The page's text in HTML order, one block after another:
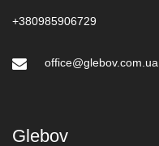
+380985906729
office@glebov.com.ua
Glebov